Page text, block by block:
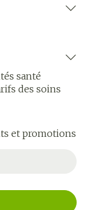
santé
des soins
et promotions